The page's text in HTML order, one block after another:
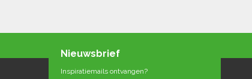
Nieuwsbrief
Inspiratiemails ontvangen?